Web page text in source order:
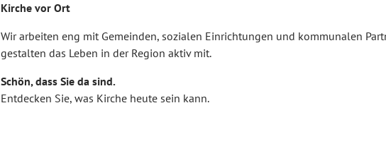
Kirche vor Ort
Wir arbeiten eng mit Gemeinden, sozialen Einrichtungen und kommunalen
gestalten das Leben in der Region aktiv mit.
Schön, dass Sie da sind.
Entdecken Sie, was Kirche heute sein kann.